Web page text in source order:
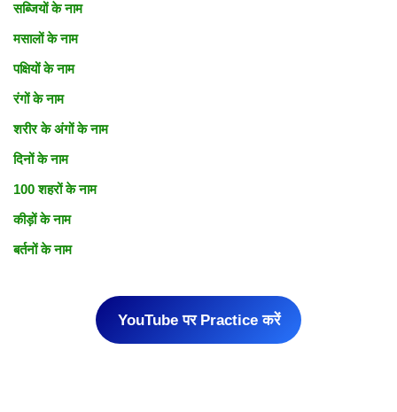
सब्जियों के नाम
मसालों के नाम
पक्षियों के नाम
रंगों के नाम
शरीर के अंगों के नाम
दिनोके नाम
100 शहरों के नाम
कीड़ों के नाम
बर्तनों के नाम
YouTube पर Practice करें